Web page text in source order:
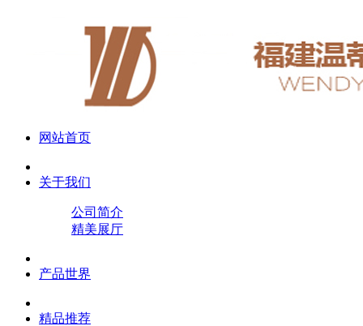
网站首页
关于我们
公司简介
精美展厅
产品世界
精品推荐